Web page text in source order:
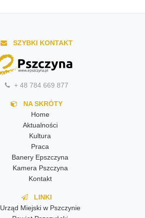
SZYBKI KONTAKT
+ 48 784 669 877
NA SKRÓTY
Home
Aktualności
Kultura
Praca
Banery Epszczyna
Kamera Pszczyna
Kontakt
LINKI
Urząd Miejski w Pszczynie